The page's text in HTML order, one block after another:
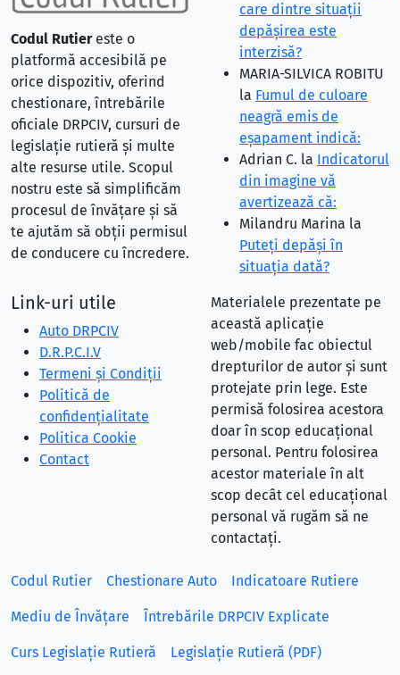
Codul Rutiereste o
platformă accesibilă pe
orice dispozitiv, oferind
chestionare, întrebările
oficiale DRPCIV, cursuri de
legislație rutieră și multe
alte resurse utile. Scopul
nostru este să simplificăm
procesul de învățare și să
te ajutăm să obții permisul
de conducere cu încredere.
care dintre situaţii
depăşirea este
interzisă?
MARIA-SILVICA ROBITU
la Fumul de culoare
neagră emis de
eşapament indică:
Adrian C. la Indicatorul
din imagine vă
avertizează că:
Milandru Marina la
Puteţi depăşi în
situaţia dată?
Link-uri utile
Auto DRPCIV
D.R.P.C.I.V
Termeni și Condiții
Politică de
confidențialitate
Politica Cookie
Contact
Materialele prezentate pe
această aplicație
web/mobile fac obiectul
drepturilor de autor și sunt
protejate prin lege. Este
permisă folosirea acestora
doar în scop educațional
personal. Pentru folosirea
acestor materiale în alt
scop decât cel educațional
personal vă rugăm să ne
contactați.
Codul Rutier Chestionare Auto Indicatoare Rutiere
Mediu de Învățare Întrebările DRPCIV Explicate
Curs Legislație Rutieră Legislație Rutieră (PDF)